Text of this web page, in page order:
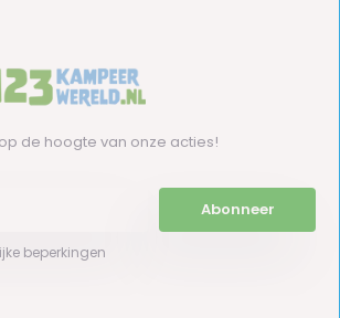
de hoogte van onze acties!
Abonneer
beperkingen